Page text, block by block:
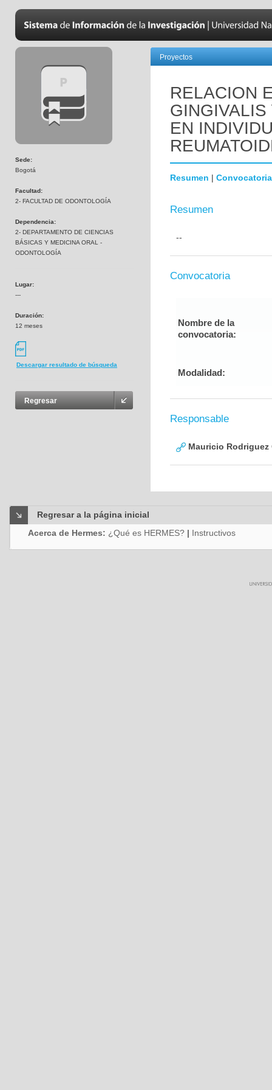
Sede:
Bogotá
Facultad:
2- FACULTAD DE ODONTOLOGÍA
Dependencia:
2- DEPARTAMENTO DE CIENCIAS
BÁSICAS Y MEDICINA ORAL -
ODONTOLOGÍA
Lugar:
---
Duración:
12 meses
Descargar resultado de búsqueda
Regresar
Proyectos
RELACION
GINGIVALIS
EN
Resumen | Convocatoria
Resumen
--
Convocatoria
Nombre de la
convocatoria:
Modalidad:
Responsable
Mauricio Rodriguez
Regresar a la página inicial
Acerca de Hermes: ¿Qué es HERMES? | Instructivos